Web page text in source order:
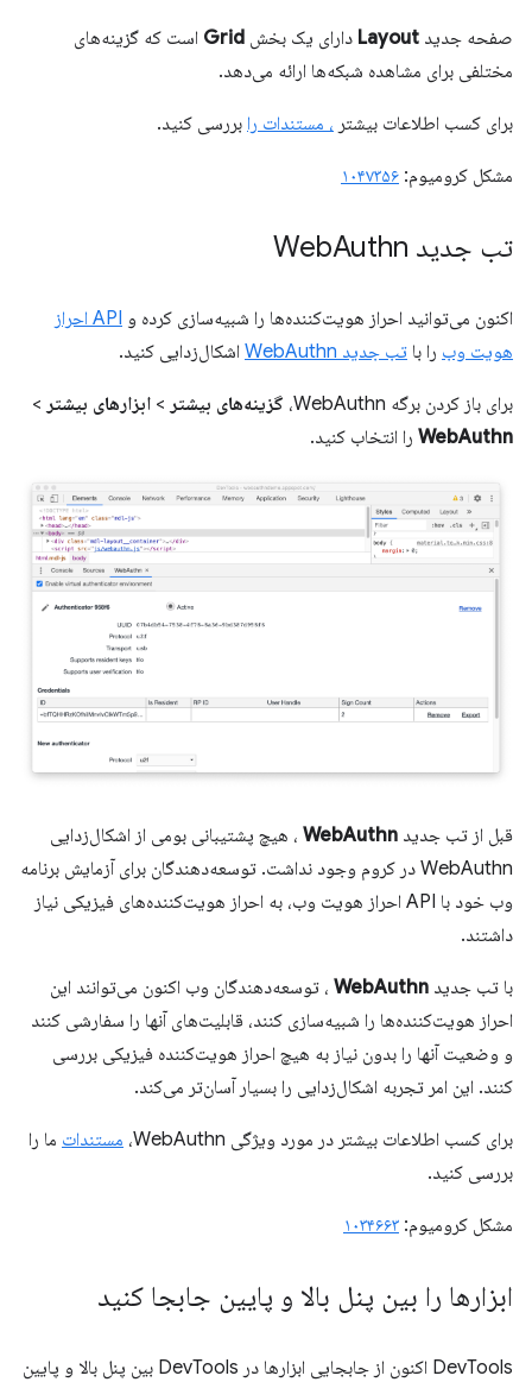
صفحه جدید Layout دارای یک بخش Grid است که گزینه‌های
مختلفی برای مشاهده شبکه‌ها ارائه می‌دهد.
برای کسب اطلاعات بیشتر ، مستندات را بررسی کنید.
مشکل کرومیوم: ۱۰۴۷۳۵۶
تب جدید Web Authn
اکنون می‌توانید احراز هویت‌کننده‌ها را شبیه‌سازی کرده و
API احراز
هویت وب را با تب جدید WebAuthn اشکال‌زدایی کنید.
برای باز کردن برگه WebAuthn، گزینه‌های بیشتر > ابزارهای بیشتر >
WebAuthn را انتخاب کنید.
قبل از تب جدید WebAuthn ، هیچ پشتیبانی بومی از اشکال‌زدایی
WebAuthn در کروم وجود نداشت. توسعه‌دهندگان برای آزمایش برنامه
وب خود با API احراز هویت وب، به احراز هویت‌کننده‌های فیزیکی نیاز
داشتند.
با تب جدید WebAuthn ، توسعه‌دهندگان وب اکنون می‌توانند این
احراز هویت‌کننده‌ها را شبیه‌سازی کنند، قابلیت‌های آنها را سفارشی کنند
و وضعیت آنها را بدون نیاز به هیچ احراز هویت‌کننده فیزیکی بررسی
کنند. این امر تجربه اشکال‌زدایی را بسیار آسان‌تر می‌کند.
برای کسب اطلاعات بیشتر در مورد ویژگی WebAuthn، مستندات ما را
بررسی کنید.
مشکل کرومیوم: ۱۰۳۴۶۶۳
ابزارها را بین پنل بالا و پایین جابجا کنید
DevTools اکنون از جابجایی ابزارها در DevTools بین پنل بالا و پایین